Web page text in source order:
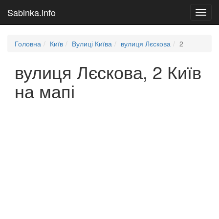
Sabinka.info
Головна Київ Вулиці Київа вулиця Лєскова 2
вулиця Лєскова, 2 Київ
на мапі